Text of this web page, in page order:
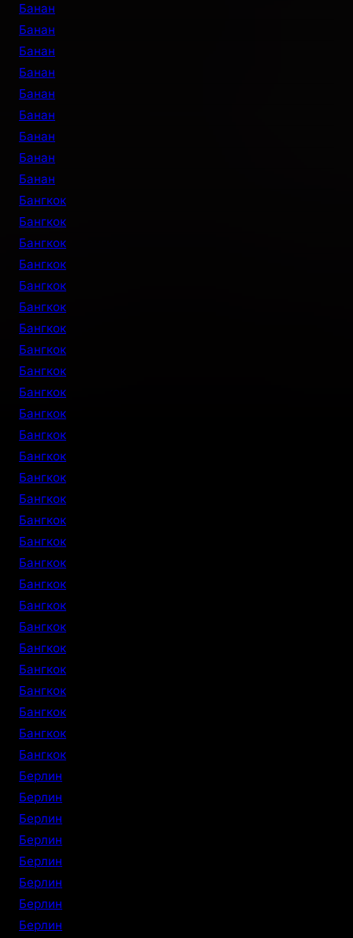
Банан
Банан
Банан
Банан
Банан
Банан
Банан
Банан
Банан
Бангкок
Бангкок
Бангкок
Бангкок
Бангкок
Бангкок
Бангкок
Бангкок
Бангкок
Бангкок
Бангкок
Бангкок
Бангкок
Бангкок
Бангкок
Бангкок
Бангкок
Бангкок
Бангкок
Бангкок
Бангкок
Бангкок
Бангкок
Бангкок
Бангкок
Бангкок
Бангкок
Берлин
Берлин
Берлин
Берлин
Берлин
Берлин
Берлин
Берлин